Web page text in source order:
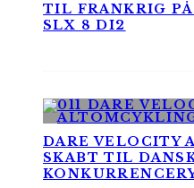
TIL FRANKRIG
SLX 8 DI2
DARE VELOCITY
SKABT TIL